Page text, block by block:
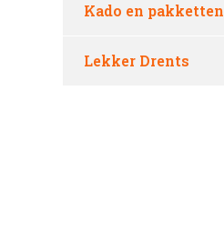
Kado en pakketten
Lekker Drents